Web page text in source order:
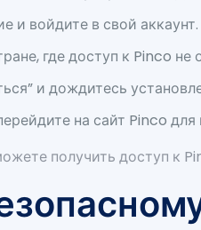
и войдите в свой аккаунт.
где доступ к Pinco не
и дождитесь
на сайт Pinco для
получить доступ к